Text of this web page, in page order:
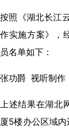
按照《湖北长江
作实施方案》，
员名单如下：
张功爵 视听制作
上述结果在湖
厦5楼办公区域